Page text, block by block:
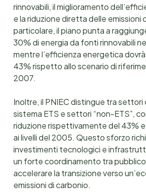
rinnovabili, il miglioramento
e la riduzione diretta delle emissioni
particolare, il piano punta a
30% di energia da fonti rinnovabili
mentre l’efficienza energetica
43% rispetto allo scenario di
2007.
Inoltre, il PNIEC distingue tra settori
sistema ETS e settori “non-ETS”,
riduzione rispettivamente del 43%
ai livelli del 2005. Questo sforzo
investimenti tecnologici e
un forte coordinamento tra
accelerare la transizione verso
emissioni di carbonio.